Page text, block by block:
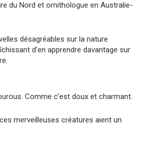
du Nord et ornithologue en Australie-
désagréables sur la nature
d’en apprendre davantage sur
Comme c’est doux et charmant.
merveilleuses créatures aient un